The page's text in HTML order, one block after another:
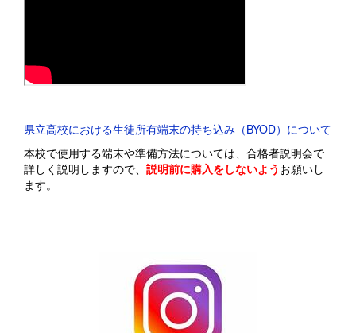
県立高校における生徒所有端末の持ち込み（BYOD）について
本校で使用する端末や準備方法については、合格者説明会で
詳しく説明しますので、 説明前に購入をしないよう お願いし
ます。